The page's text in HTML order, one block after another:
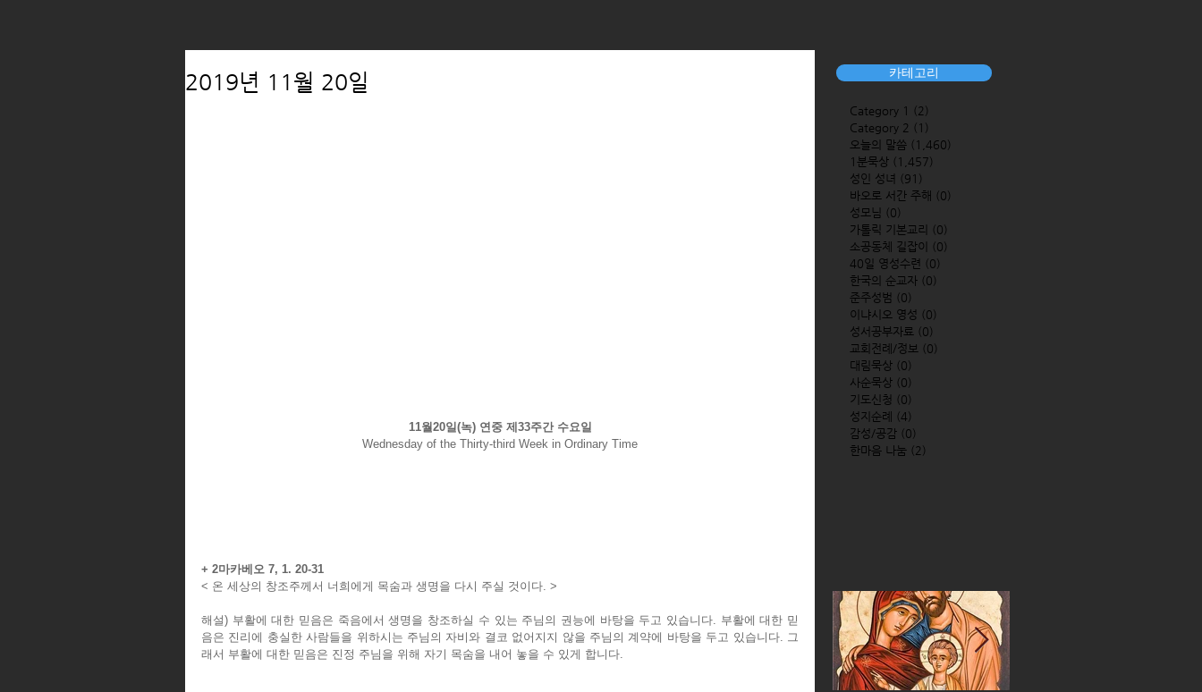
카테고리
Category 1 (2)
Category 2 (1)
오늘의 말씀 (1,460)
1분묵상 (1,457)
성인 성녀 (91)
바오로 서간 주해 (0)
성모님 (0)
가톨릭 기본교리 (0)
소공동체 길잡이
(0)
40일 영성수련 (0)
한국의 순교자 (0)
준주성범 (0)
이냐시오 영성 (0)
성서공부자료 (0)
교회전례/정보 (0)
대림묵상 (0)
사순묵상 (0)
기도신청 (0)
성지순례
(4)
감성/공감 (0)
한마음 나눔 (2)
2019년 11월 20일
11월20일(녹) 연중 제33주간 수요일
Wednesday of the Thirty-third Week in Ordinary Time
+ 2마카베오 7, 1. 20-31
< 온 세상의 창조주께서 너희에게 목숨과 생명을 다시 주실 것이다. >
해설) 부활에 대한 믿음은 죽음에서 생명을 창조하실 수 있는 주님의 권능에 바탕을 두고 있습니다. 부활에 대한 믿
음은 진리에 충실한 사람들을 위하시는 주님의 자비와 결코 없어지지 않을 주님의 계약에 바탕을 두고 있습니다. 그
래서 부활에 대한 믿음은 진정 주님을 위해 자기 목숨을 내어 놓을 수 있게 합니다.